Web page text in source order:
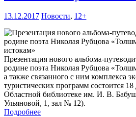
13.12.2017 Новости, 12+
Презентация нового альбома-
родине поэта Николая Рубцова
а также связанного с ним комплекса
туристических программ состоится 18
Областной библиотеке им. И. В.
Ульяновой, 1, зал № 12).
Подробнее